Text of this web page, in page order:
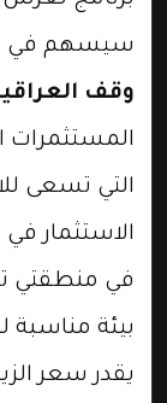
سيسهم في
وقف
المستثمرات
التي تسعى
الاستثمار
في منطقتي
بيئة مناسبة
يقدر سعر